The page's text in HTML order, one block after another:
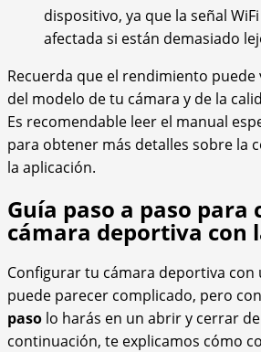
dispositivo, ya que la señal
afectada si están demasiado
Recuerda que el rendimiento
del modelo de tu cámara y de la
Es recomendable leer el manual
para obtener más detalles sobre la
la aplicación.
Guía paso a paso
cámara deportiva con
Configurar tu cámara deportiva con
puede parecer complicado, pero
paso lo harás en un abrir y cerrar
continuación, te explicamos cómo